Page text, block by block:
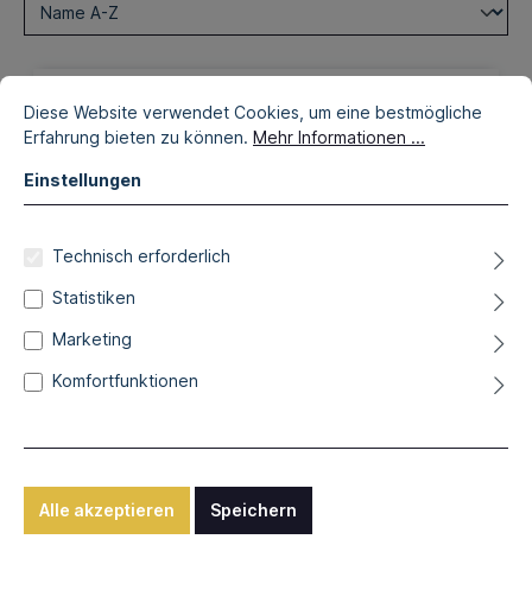
Ägyptische Katze
Diese Website verwendet Cookies, um eine bestmögliche
Erfahrung bieten zu können. Mehr Informationen ...
Einstellungen
Technisch erforderlich
Statistiken
Marketing
Komfortfunktionen
Alle akzeptieren Speichern